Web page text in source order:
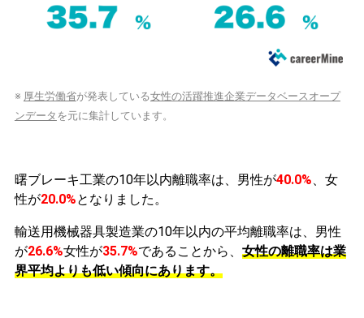
※ 厚生労働省が発表している女性の活躍推進企業データベースオープ
ンデータ を元に集計しています。
曙ブレーキ工業の10年以内離職率は、男性が40.0%、女
性が20.0%となりました。
輸送用機械器具製造業の10年以内の平均離職率は、男性
が26.6%女性が35.7%であることから、 女性の離職率は業
界平均よりも低い傾向にあります。